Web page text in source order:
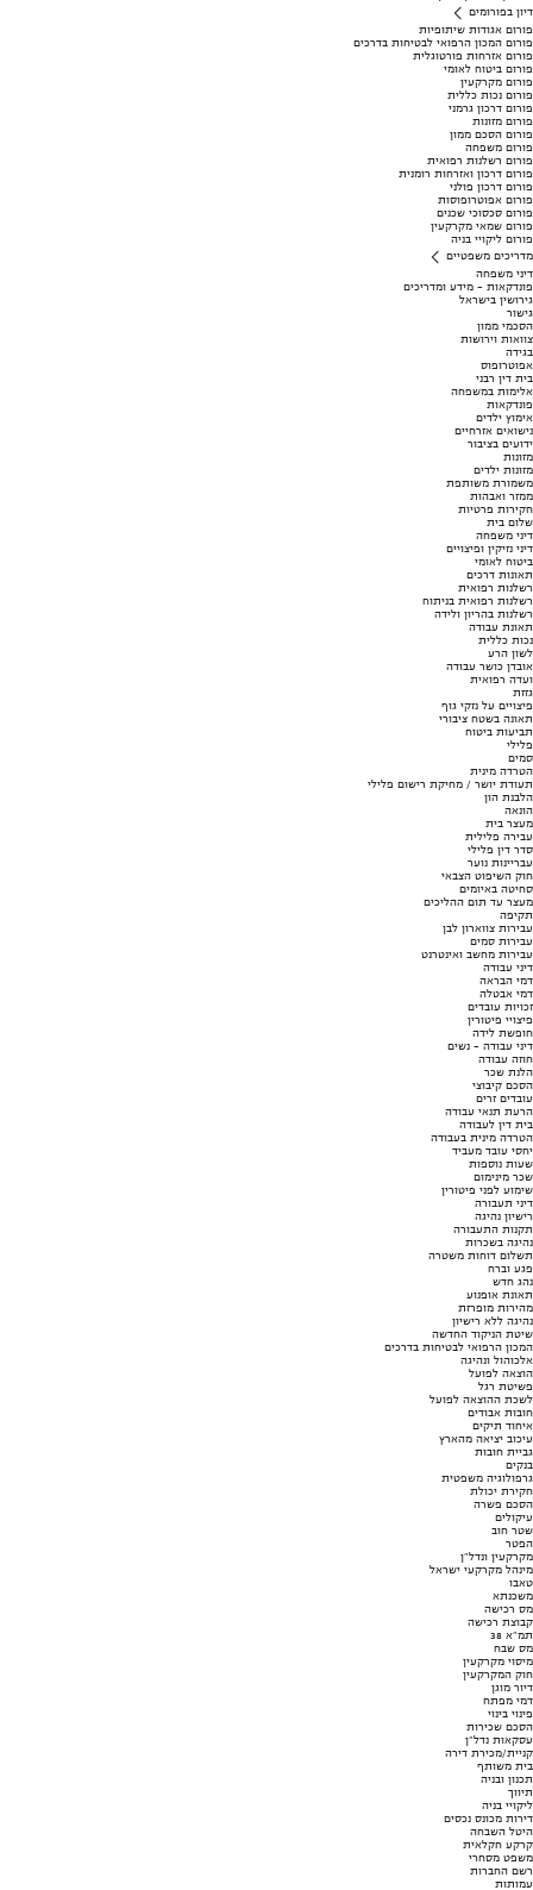
דיון בפורומים
פורום אגודות שיתופיות
פורום המכון הרפואי לבטיחות בדרכים
פורום אזרחות פורטוגלית
פורום ביטוח לאומי
פורום מקרקעין
פורום נכות כללית
פורום דרכון גרמני
פורום מזונות
פורום הסכם ממון
פורום משפחה
פורום רשלנות רפואית
פורום דרכון ואזרחות רומנית
פורום דרכון פולני
פורום אפוטרופוסות
פורום סכסוכי שכנים
פורום שמאי מקרקעין
פורום ליקויי בניה
מדריכים משפטיים
דיני משפחה
פונדקאות - מידע ומדריכים
גירושין בישראל
גישור
הסכמי ממון
צוואות וירושות
בגידה
אפוטרופוס
בית דין רבני
אלימות במשפחה
פונדקאות
אימוץ ילדים
נישואים אזרחיים
ידועים בציבור
מזונות
מזונות ילדים
משמורת משותפת
ממזר ואבהות
חקירות פרטיות
שלום בית
דיני משפחה
דיני נזיקין ופיצויים
ביטוח לאומי
תאונות דרכים
רשלנות רפואית
רשלנות רפואית בניתוח
רשלנות בהריון ולידה
תאונת עבודה
נכות כללית
לשון הרע
אובדן כושר עבודה
ועדה רפואית
גזזת
פיצויים על נזקי גוף
תאונה בשטח ציבורי
תביעות ביטוח
פלילי
סמים
הטרדה מינית
תעודת יושר / מחיקת רישום פלילי
הלבנת הון
הונאה
מעצר בית
עבירה פלילית
סדר דין פלילי
עבריינות נוער
חוק השיפוט הצבאי
סחיטה באיומים
מעצר עד תום ההליכים
תקיפה
עבירות צווארון לבן
עבירות סמים
עבירות מחשב ואינטרנט
דיני עבודה
דמי הבראה
דמי אבטלה
זכויות עובדים
פיצויי פיטורין
חופשת לידה
דיני עבודה - נשים
חוזה עבודה
הלנת שכר
הסכם קיבוצי
עובדים זרים
הרעת תנאי עבודה
בית דין לעבודה
הטרדה מינית בעבודה
יחסי עובד מעביד
שעות נוספות
שכר מינימום
שימוע לפני פיטורין
דיני תעבורה
רישיון נהיגה
תקנות התעבורה
נהיגה בשכרות
תשלום דוחות משטרה
פגע וברח
נהג חדש
תאונת אופנוע
מהירות מופרזת
נהיגה ללא רישיון
שיטת הניקוד החדשה
המכון הרפואי לבטיחות בדרכים
אלכוהול ונהיגה
הוצאה לפועל
פשיטת רגל
לשכת ההוצאה לפועל
חובות אבודים
איחוד תיקים
עיכוב יציאה מהארץ
גביית חובות
בנקים
גרפולוגיה משפטית
חקירת יכולת
הסכם פשרה
עיקולים
שטר חוב
הפטר
מקרקעין ונדל"ן
מינהל מקרקעי ישראל
טאבו
משכנתא
מס רכישה
קבוצת רכישה
תמ"א 38
מס שבח
מיסוי מקרקעין
חוק המקרקעין
דיור מוגן
דמי מפתח
פינוי בינוי
הסכם שכירות
עסקאות נדל"ן
קניית/מכירת דירה
בית משותף
תכנון ובניה
תיווך
ליקויי בניה
דירות מכונס נכסים
היטל השבחה
קרקע חקלאית
משפט מסחרי
רשם החברות
עמותות